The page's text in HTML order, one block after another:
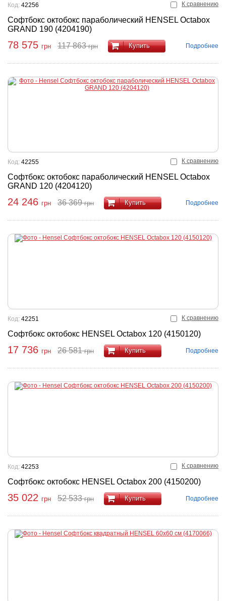
К сравнению
Софтбокс октобокс параболический HENSEL Octabox
GRAND 190 (4204190)
Код: 42256
78 575 грн 117 863грн Купить Подробнее
К сравнению
Софтбокс октобокс параболический HENSEL Octabox
GRAND 120 (4204120)
Код: 42255
24 246 грн 36 369грн Купить Подробнее
К сравнению
Софтбокс октобокс HENSEL Octabox 120 (4150120)
Код: 42251
17 736 грн 26 581грн Купить Подробнее
К сравнению
Софтбокс октобокс HENSEL Octabox 200 (4150200)
Код: 42253
35 022 грн 52 533грн Купить Подробнее